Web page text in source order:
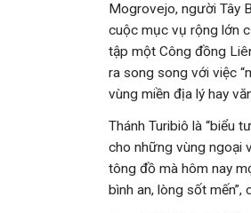
Mogrovejo, người Tây
cuộc mục vụ rộng lớn
tập một Công đồng
ra song song với việc
vùng miền địa lý hay
Thánh Turibiô là “biểu
cho những vùng ngoại
tông đồ mà hôm nay
bình an, lòng sốt